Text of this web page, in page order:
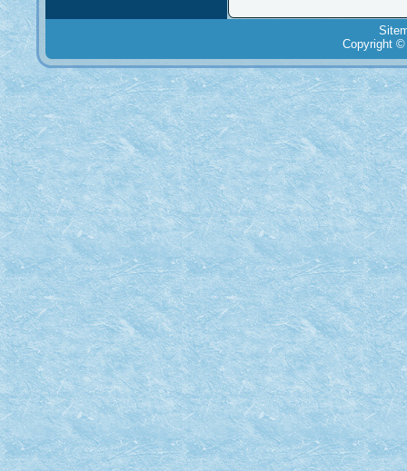
Copyright ©